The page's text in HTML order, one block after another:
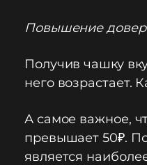
Повышение
Получив чашку
него возрастает.
А самое важное,
превышает 50₽.
является